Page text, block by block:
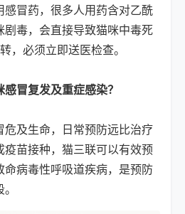
感冒药，很多人用药含对乙酰
剧毒，会直接导致猫咪中毒死
，必须立即送医检查。
冒复发及重症感染？
及生命，日常预防远比治疗
疫苗接种，猫三联可以有效预
命病毒性呼吸道疾病，是预防